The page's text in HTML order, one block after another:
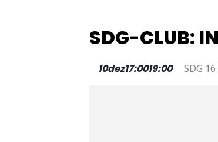
SDG-CLUB:
10dez17:0019:00 SDG